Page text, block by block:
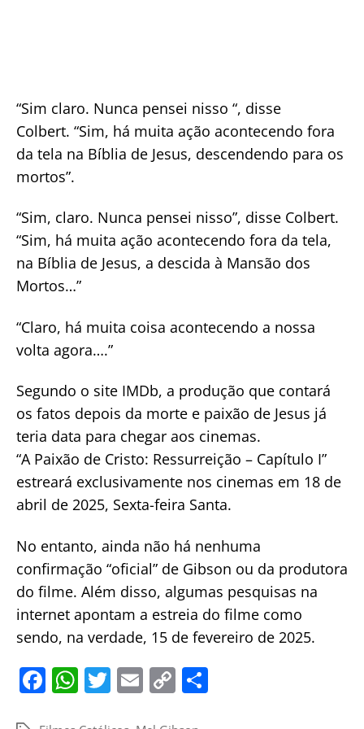
“Sim claro. Nunca pensei nisso “, disse
Colbert. “Sim, há muita ação acontecendo fora
da tela na Bíblia de Jesus, descendendo para os
mortos”.
“Sim, claro. Nunca pensei nisso”, disse Colbert.
“Sim, há muita ação acontecendo fora da tela,
na Bíblia de Jesus, a descida à Mansão dos
Mortos…”
“Claro, há muita coisa acontecendo a nossa
volta agora….”
Segundo o site IMDb, a produção que contará
os fatos depois da morte e paixão de Jesus já
teria data para chegar aos cinemas.
“A Paixão de Cristo: Ressurreição – Capítulo I”
estreará exclusivamente nos cinemas em 18 de
abril de 2025, Sexta-feira Santa.
No entanto, ainda não há nenhuma
confirmação “oficial” de Gibson ou da produtora
do filme. Além disso, algumas pesquisas na
internet apontam a estreia do filme como
sendo, na verdade, 15 de fevereiro de 2025.
F W T E C